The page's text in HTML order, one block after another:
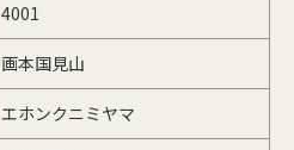
4001
画本国見山
エホンクニミヤマ